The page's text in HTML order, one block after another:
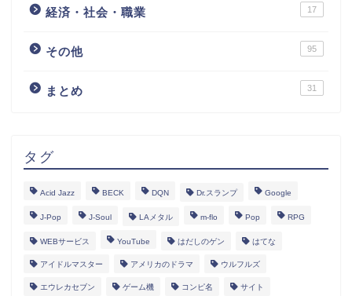
経済・社会・職業 17
その他 95
まとめ 31
タグ
Acid Jazz BECK DQN Dr.スランプ Google
J-Pop J-Soul LAメタル m-flo Pop RPG
WEBサービス YouTube はだしのゲン はてな
アイドルマスター アメリカのドラマ ウルフルズ
エウレカセブン ゲーム機 コンピ名 サイト